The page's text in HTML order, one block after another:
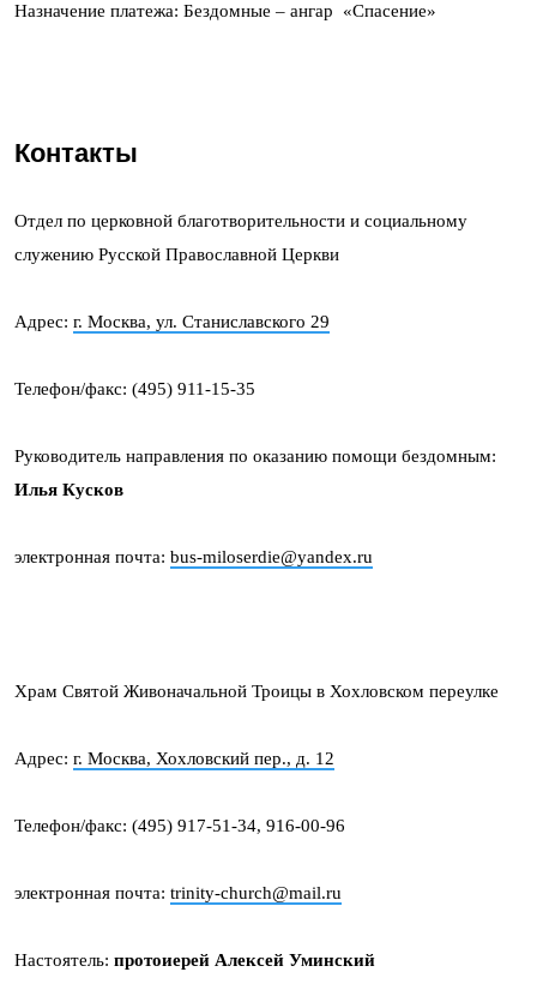
Назначение платежа: Бездомные – ангар «Спасение»
Контакты
Отдел по церковной благотворительности и социальному
служению Русской Православной Церкви
Адрес: г. Москва, ул. Станиславского 29
Телефон/факс: (495) 911-15-35
Руководитель направления по оказанию помощи бездомным:
Илья Кусков
электронная почта: bus-miloserdie@yandex.ru
Храм Святой Живоначальной Троицы в Хохловском переулке
Адрес: г. Москва, Хохловский пер., д. 12
Телефон/факс: (495) 917-51-34, 916-00-96
электронная почта: trinity-church@mail.ru
Настоятель: протоиерей Алексей Уминский